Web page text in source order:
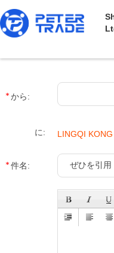
から:
に: LINGQI KONG
ログイン : 10 時間
件名: